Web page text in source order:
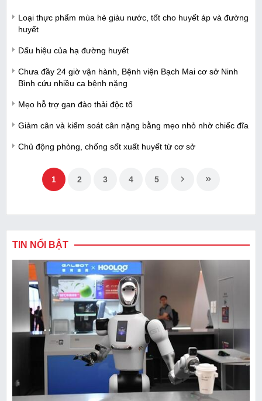
Loại thực phẩm mùa hè giàu nước, tốt cho huyết áp và đường
huyết
Dấu hiệu của hạ đường huyết
Chưa đầy 24 giờ vận hành, Bệnh viện Bạch Mai cơ sở Ninh
Bình cứu nhiều ca bệnh nặng
Mẹo hỗ trợ gan đào thải độc tố
Giảm cân và kiểm soát cân nặng bằng mẹo nhỏ nhờ chiếc đĩa
Chủ động phòng, chống sốt xuất huyết từ cơ sở
1 2 3 4 5
TIN NỔI BẬT